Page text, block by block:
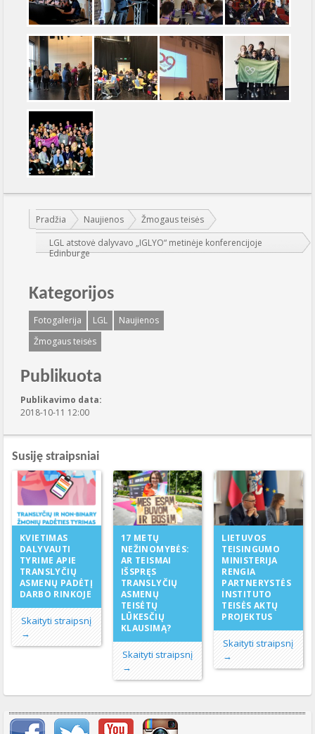
Jūs esate čia:
Pradžia Naujienos
Žmogaus teisės
LGL atstovė dalyvavo „IGLYO“ metinėje konferencijoje
Edinburge
Kategorijos
Fotogalerija LGL
Naujienos
Žmogaus teisės
Publikuota
Publikavimo data:
2018-10-11 12:00
Susiję straipsniai
KVIETIMAS
DALYVAUTI
TYRIME APIE
TRANSLYČIŲ
ASMENŲ PADĖTĮ
DARBO RINKOJE
Skaityti straipsnį
→
17 METŲ
NEŽINOMYBĖS:
AR TEISMAI
IŠSPRĘS
TRANSLYČIŲ
ASMENŲ
TEISĖTŲ
LŪKESČIŲ
KLAUSIMĄ?
Skaityti straipsnį
→
LIETUVOS
TEISINGUMO
MINISTERIJA
RENGIA
PARTNERYSTĖS
INSTITUTO
TEISĖS AKTŲ
PROJEKTUS
Skaityti straipsnį
→
Svarbių įrašų meniu